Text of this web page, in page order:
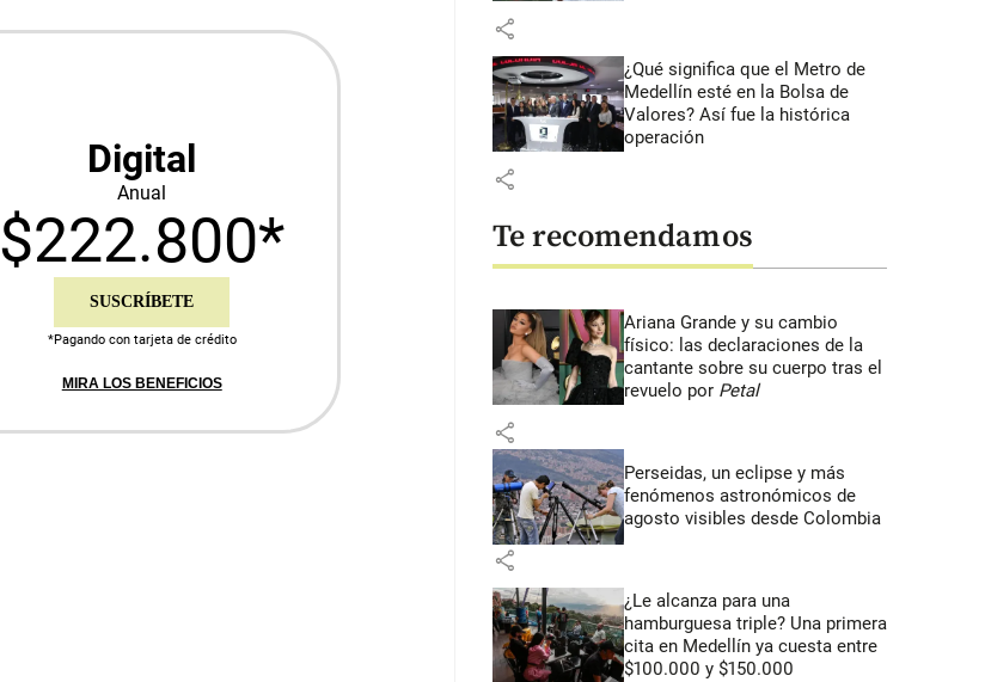
Digital
Anual
$222.800*
SUSCRÍBETE
*Pagando con tarjeta de crédito
MIRA LOS BENEFICIOS
share
¿Qué significa que el Metro de
Medellín esté en la Bolsa de
Valores? Así fue la histórica
operación
share
Te recomendamos
Ariana Grande y su cambio
físico: las declaraciones de la
cantante sobre su cuerpo tras el
revuelo por Petal
share
Perseidas, un eclipse y más
fenómenos astronómicos de
agosto visibles desde Colombia
share
¿Le alcanza para una
hamburguesa triple? Una primera
cita en Medellín ya cuesta entre
$100.000 y $150.000